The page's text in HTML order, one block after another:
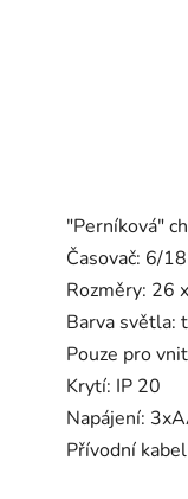
"Perníková"
Časovač: 6/
Rozměry: 26
Barva světla:
Pouze pro
Krytí: IP 20
Napájení:
Přívodní